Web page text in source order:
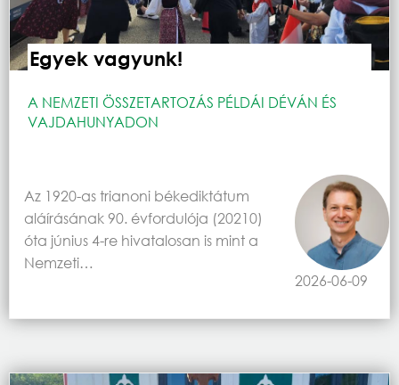
Egyek vagyunk!
A NEMZETI ÖSSZETARTOZÁS PÉLDÁI DÉVÁN ÉS
VAJDAHUNYADON
2026-06-09
Az 1920-as trianoni békediktátum
aláírásának 90. évfordulója (20210)
óta június 4-re hivatalosan is mint a
Nemzeti…